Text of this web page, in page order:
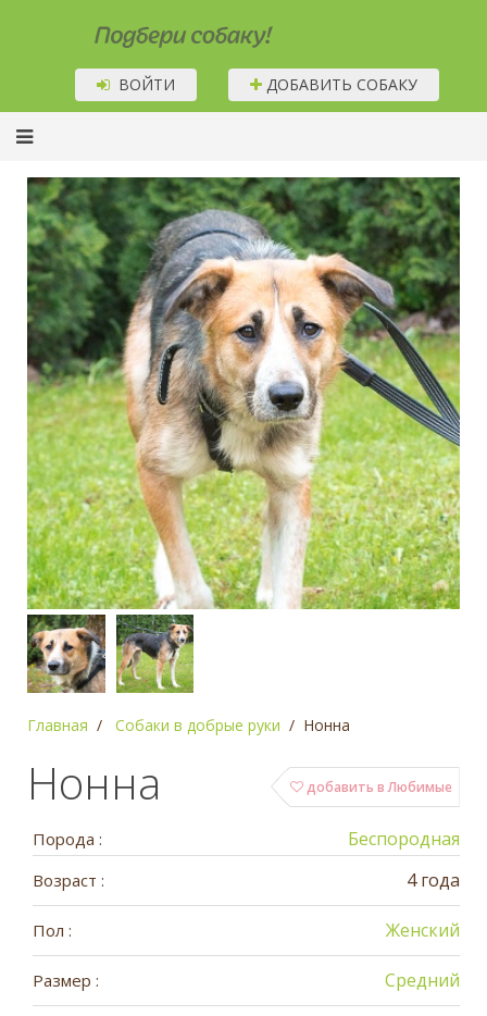
Подбери собаку!
ВОЙТИ ДОБАВИТЬ СОБАКУ
Главная Собаки в добрые руки Нонна
добавить в Любимые
Нонна
Порода : Беспородная
Возраст : 4 года
Пол : Женский
Размер : Средний